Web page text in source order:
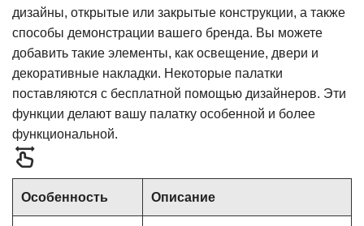
дизайны, открытые или закрытые конструкции, а также
способы демонстрации вашего бренда. Вы можете
добавить такие элементы, как освещение, двери и
декоративные накладки. Некоторые палатки
поставляются с бесплатной помощью дизайнеров. Эти
функции делают вашу палатку особенной и более
функциональной.
Особенность Описание